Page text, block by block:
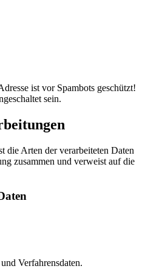
ist vor Spambots geschützt!
sein.
die Arten der verarbeiteten Daten
zusammen und verweist auf die
Verfahrensdaten.